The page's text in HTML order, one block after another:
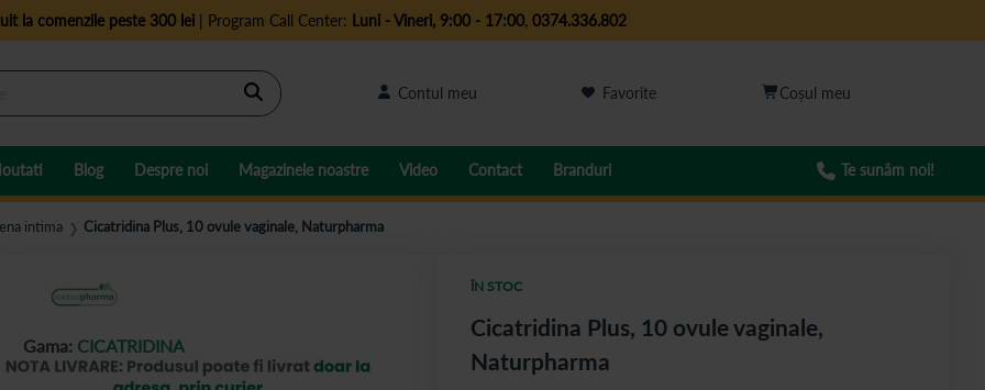
la comenzile peste 300 lei| Program Call Center: Luni - Vineri, 9:00 - 17:00, 0374.336.802
Cautare Contul meu Favorite
Blog Despre noi Magazinele noastre Video Contact Branduri Te sunăm noi!
intima ❯ Cicatridina Plus, 10 ovule vaginale, Naturpharma
Gama: CICATRIDINA
Cicatridina Plus, 10 ovule vaginale,
Naturpharma
ÎN STOC